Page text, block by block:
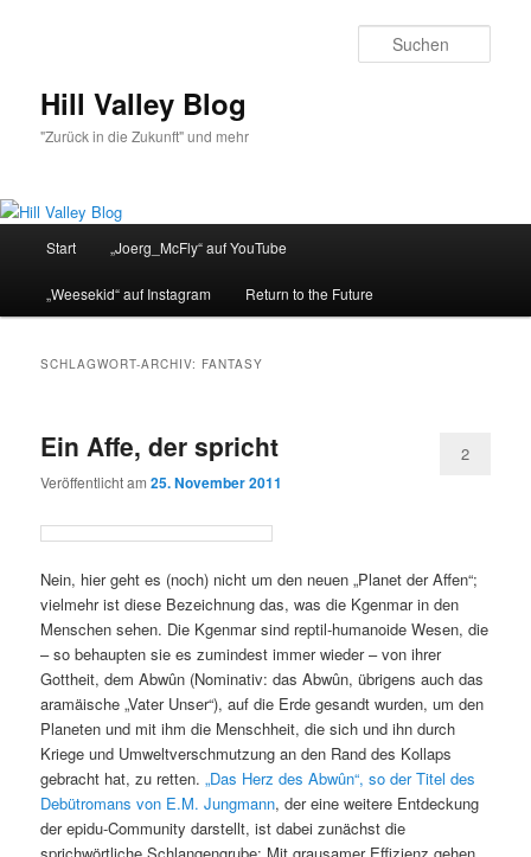
Hill Valley Blog
"Zurück in die Zukunft" und mehr
Start „Joerg_McFly“ auf YouTube
„Weesekid“ auf Instagram Return to the Future
SCHLAGWORT-ARCHIV: FANTASY
Ein Affe, der spricht
Veröffentlicht am25. November 2011
2
Nein, hier geht es (noch) nicht um den neuen „Planet der Affen“;
vielmehr ist diese Bezeichnung das, was die Kgenmar in den
Menschen sehen. Die Kgenmar sind reptil-humanoide Wesen, die
– so behaupten sie es zumindest immer wieder – von ihrer
Gottheit, dem Abwûn (Nominativ: das Abwûn, übrigens auch das
aramäische „Vater Unser“), auf die Erde gesandt wurden, um den
Planeten und mit ihm die Menschheit, die sich und ihn durch
Kriege und Umweltverschmutzung an den Rand des Kollaps
gebracht hat, zu retten.„Das Herz des Abwûn“, so der Titel des
Debütromans von E.M. Jungmann, der eine weitere Entdeckung
der epidu-Community darstellt, ist dabei zunächst die